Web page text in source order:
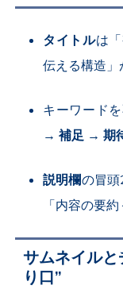
タイトルは
伝える構造」
キーワード
→ 補足 → 期
説明欄の冒頭
「内容の要
サムネイル
り口”